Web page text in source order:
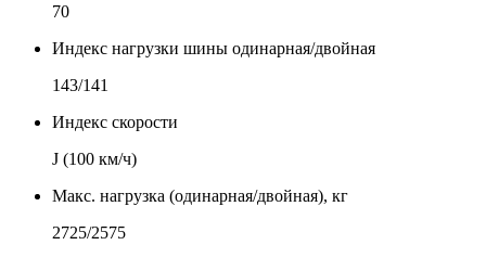
70
Индекс нагрузки шины одинарная/двойная
143/141
Индекс скорости
J (100 км/ч)
Макс. нагрузка (одинарная/двойная), кг
2725/2575